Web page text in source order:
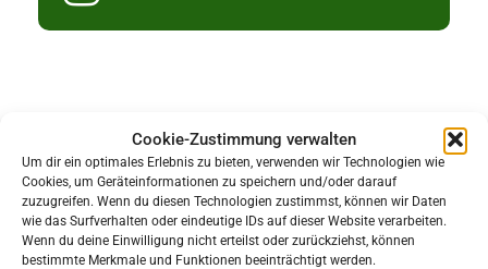
Cookie-Zustimmung verwalten
Um dir ein optimales Erlebnis zu bieten, verwenden wir Technologien wie
Cookies, um Geräteinformationen zu speichern und/oder darauf
zuzugreifen. Wenn du diesen Technologien zustimmst, können wir Daten
wie das Surfverhalten oder eindeutige IDs auf dieser Website verarbeiten.
Wenn du deine Einwilligung nicht erteilst oder zurückziehst, können
bestimmte Merkmale und Funktionen beeinträchtigt werden.
Unsere Stadt
Herzlich Willkommen